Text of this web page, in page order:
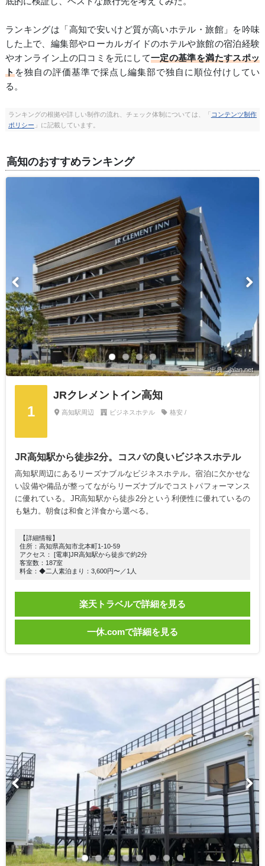
ランキングは「高知で安いけど質が高いホテル・旅館」を吟味
した上で、編集部やローカルガイドのホテルや旅館の宿泊経験
やオンライン上の口コミを元にして一定の基準を満たすスポッ
トを独自の評価基準で採点し編集部で独自に順位付けしてい
る。
ランキングの根拠や詳しい制作の流れ、チェック体制については、「 コンテンツ制作
ポリシー 」に記載しています。
高知のおすすめランキング
出典：jalan.net
1
JRクレメントイン高知
高知駅周辺 ビジネスホテル 格安 /
JR高知駅から徒歩2分。コスパの良いビジネスホテル
高知駅周辺にあるリーズナブルなビジネスホテル。宿泊に欠かせな
い設備や備品が整ってながらリーズナブルでコストパフォーマンス
に優れている。JR高知駅から徒歩2分という利便性に優れているの
も魅力。朝食は和食と洋食から選べる。
【詳細情報】
住所：高知県高知市北本町1-10-59
アクセス： [電車]JR高知駅から徒歩で約2分
客室数：187室
料金：◆二人素泊まり：3,600円〜／1人
楽天トラベルで詳細を見る
一休.comで詳細を見る